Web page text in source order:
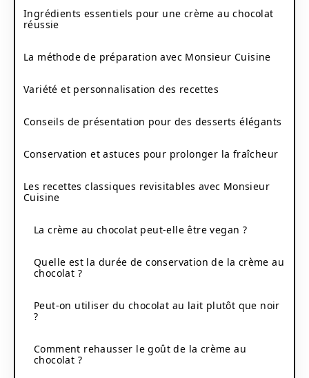
Ingrédients essentiels pour une crème au chocolat
réussie
La méthode de préparation avec Monsieur Cuisine
Variété et personnalisation des recettes
Conseils de présentation pour des desserts élégants
Conservation et astuces pour prolonger la fraîcheur
Les recettes classiques revisitables avec Monsieur
Cuisine
La crème au chocolat peut-elle être vegan ?
Quelle est la durée de conservation de la crème au
chocolat ?
Peut-on utiliser du chocolat au lait plutôt que noir
?
Comment rehausser le goût de la crème au
chocolat ?